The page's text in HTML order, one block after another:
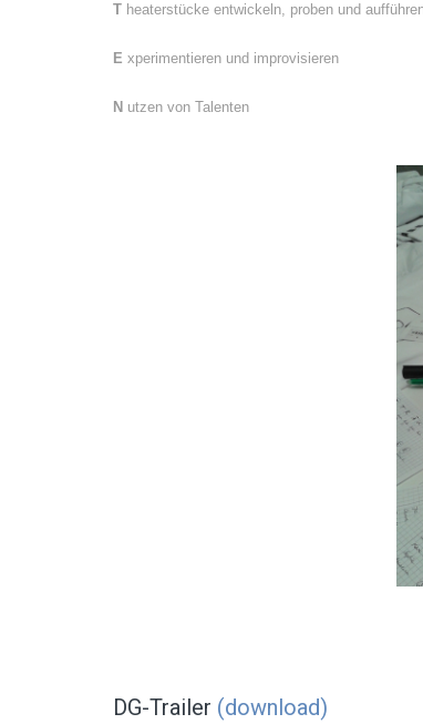
T heaterstücke entwickeln, proben und
E xperimentieren und improvisieren
N utzen von Talenten
DG-Trailer (download)